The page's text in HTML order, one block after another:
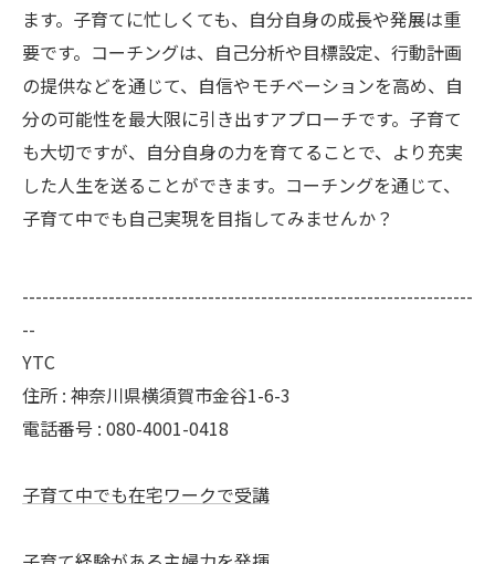
ます。子育てに忙しくても、自分自身の成長や発展は重
要です。コーチングは、自己分析や目標設定、行動計画
の提供などを通じて、自信やモチベーションを高め、自
分の可能性を最大限に引き出すアプローチです。子育て
も大切ですが、自分自身の力を育てることで、より充実
した人生を送ることができます。コーチングを通じて、
子育て中でも自己実現を目指してみませんか？
--------------------------------------------------------------------
--
YTC
住所 : 神奈川県横須賀市金谷1-6-3
電話番号 : 080-4001-0418
子育て中でも在宅ワークで受講